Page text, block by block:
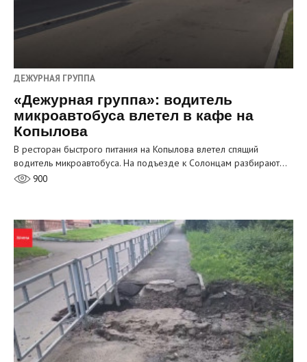
ДЕЖУРНАЯ ГРУППА
«Дежурная группа»: водитель
микроавтобуса влетел в кафе на
Копылова
В ресторан быстрого питания на Копылова влетел спящий
водитель микроавтобуса. На подъезде к Солонцам разбирают…
900